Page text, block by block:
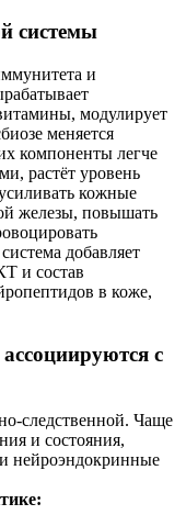
системы
и
модулирует
меняется
компоненты легче
растёт уровень
кожные
железы, повышать
добавляет
и состав
в коже,
с
Чаще
и состояния,
нейроэндокринные